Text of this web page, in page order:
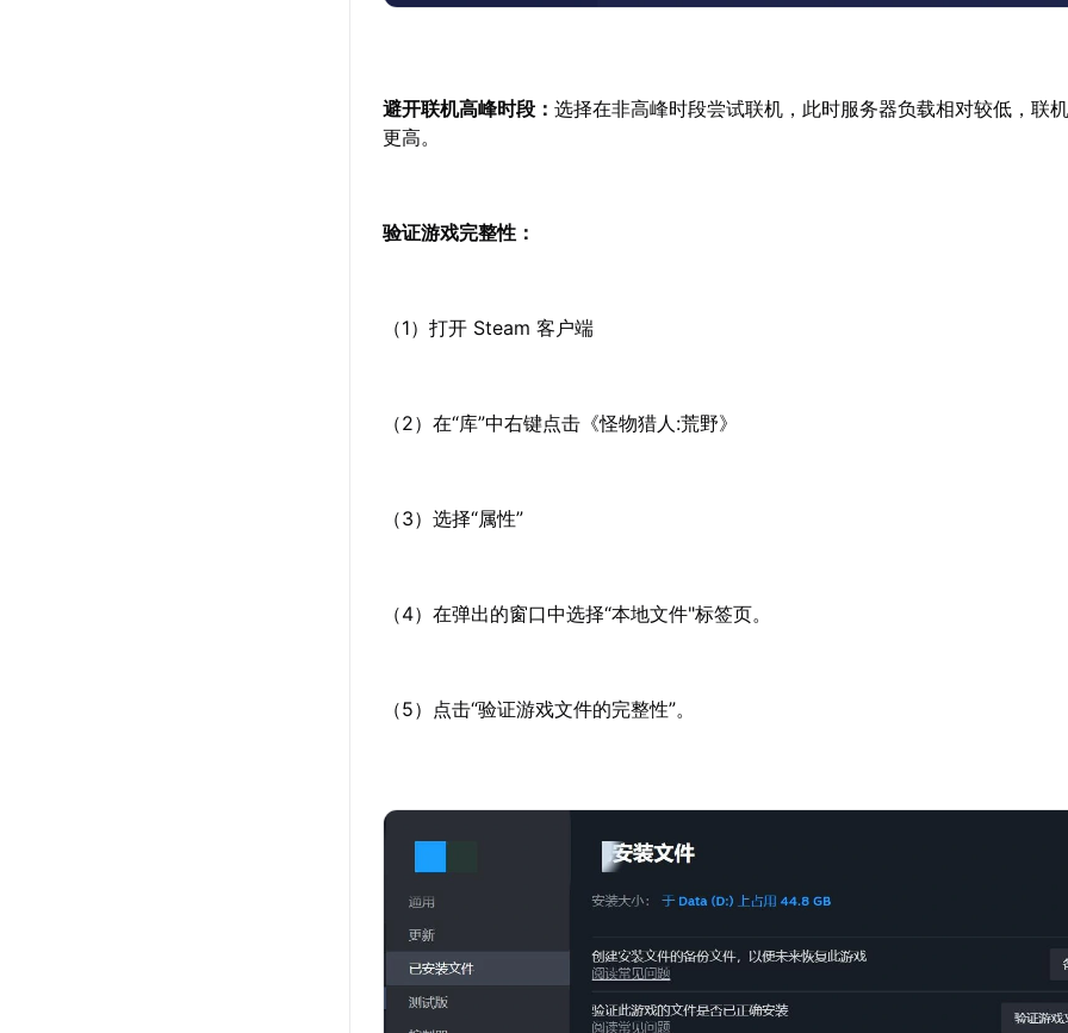
避开联机高峰时段：选择在非高峰时段尝试联机，此时服务器负载相对较低，联
更高。
验证游戏完整性：
（1）打开 Steam 客户端
（2）在“库”中右键点击《怪物猎人:荒野》
（3）选择“属性”
（4）在弹出的窗口中选择“本地文件"标签页。
（5）点击“验证游戏文件的完整性”。